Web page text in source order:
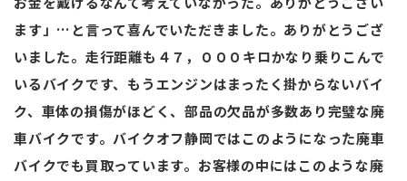
ます」…と言って喜んでいただきました。ありがとうござ
いました。走行距離も４７，０００キロかなり乗りこんで
いるバイクです、もうエンジンはまったく掛からないバイ
ク、車体の損傷がほどく、部品の欠品が多数あり完璧な廃
車バイクです。バイクオフ静岡ではこのようになった廃車
バイクでも買取っています。お客様の中にはこのような廃